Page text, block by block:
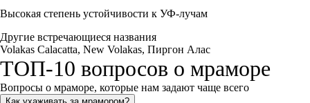
Высокая степень устойчивости к УФ-лучам
Другие встречающиеся названия
Volakas Calacatta, New Volakas, Пиргон Алас
ТОП-10 вопросов о мраморе
Вопросы о мраморе, которые нам задают чаще всего